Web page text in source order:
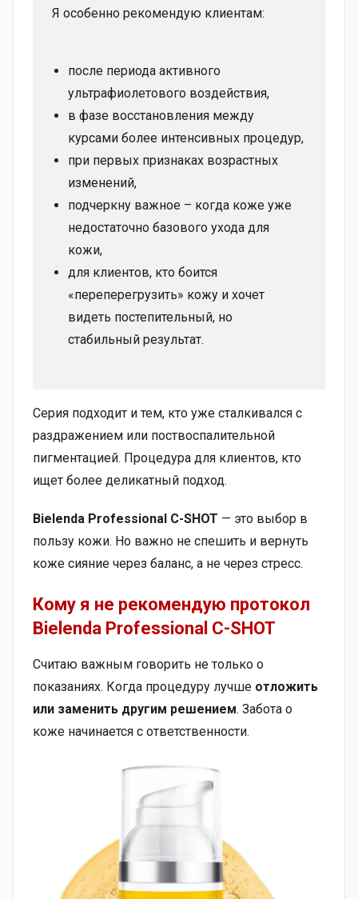
Я особенно рекомендую клиентам:
после периода активного
ультрафиолетового воздействия,
в фазе восстановления между
курсами более интенсивных процедур,
при первых признаках возрастных
изменений,
подчеркну важное – когда коже уже
недостаточно базового ухода для
кожи,
для клиентов, кто боится
«переперегрузить» кожу и хочет
видеть постепительный, но
стабильный результат.
Серия подходит и тем, кто уже сталкивался с
раздражением или поствоспалительной
пигментацией. Процедура для клиентов, кто
ищет более деликатный подход.
Bielenda Professional C-SHOT — это выбор в
пользу кожи. Но важно не спешить и вернуть
коже сияние через баланс, а не через стресс.
Кому я не рекомендую протокол
Bielenda Professional C-SHOT
Считаю важным говорить не только о
показаниях. Когда процедуру лучше отложить
или заменить другим решением. Забота о
коже начинается с ответственности.